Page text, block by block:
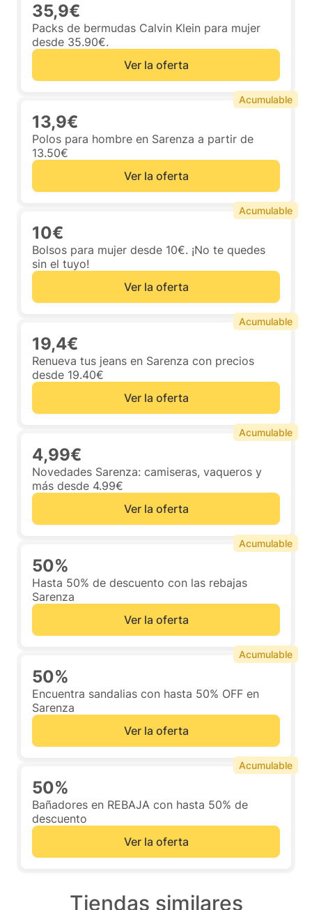
35,9€
Packs de bermudas Calvin Klein para mujer
desde 35.90€.
Ver la oferta
13,9€
Polos para hombre en Sarenza a partir de
13.50€
Ver la oferta
Acumulable
10€
Bolsos para mujer desde 10€. ¡No te quedes
sin el tuyo!
Ver la oferta
Acumulable
19,4€
Renueva tus jeans en Sarenza con precios
desde 19.40€
Ver la oferta
Acumulable
4,99€
Novedades Sarenza: camiseras, vaqueros y
más desde 4.99€
Ver la oferta
Acumulable
50%
Hasta 50% de descuento con las rebajas
Sarenza
Ver la oferta
Acumulable
50%
Encuentra sandalias con hasta 50% OFF en
Sarenza
Ver la oferta
Acumulable
50%
Bañadores en REBAJA con hasta 50% de
descuento
Ver la oferta
Acumulable
Tiendas similares